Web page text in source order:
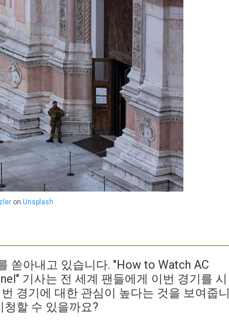
on Unsplash
쏟아내고 있습니다. "How to Watch AC
기사는 전 세계 팬들에게 이번 경기를 시
경기에 대한 관심이 높다는 것을 보여줍니
할 수 있을까요?